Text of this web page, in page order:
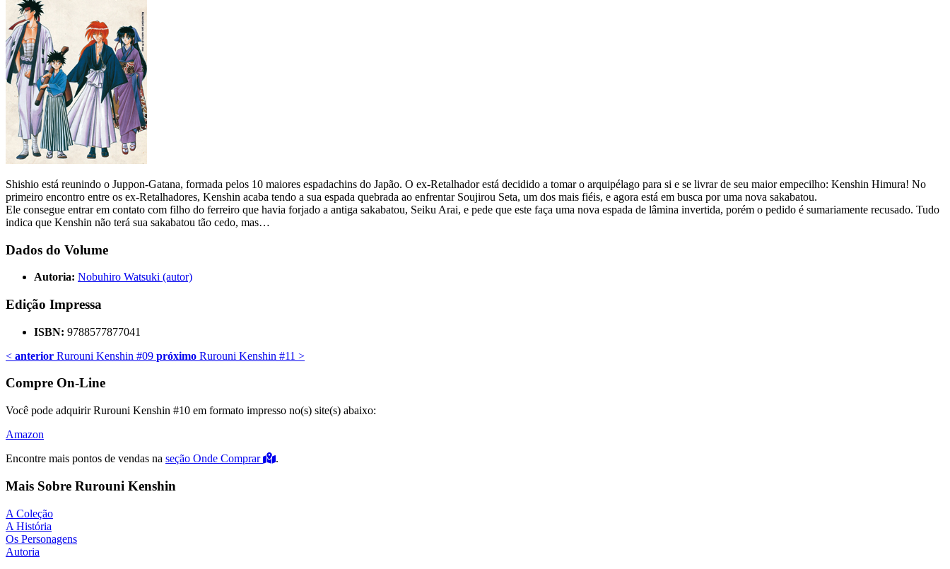
Shishio está reunindo o Juppon-Gatana, formada pelos 10 maiores espadachins do Japão. O ex-Retalhador está decidido a tomar o arquipélago para si e se livrar de seu maior empecilho: Kenshin Himura! No
primeiro encontro entre os ex-Retalhadores, Kenshin acaba tendo a sua espada quebrada ao enfrentar Soujirou Seta, um dos mais fiéis, e agora está em busca por uma nova sakabatou.
Ele consegue entrar em contato com filho do ferreiro que havia forjado a antiga sakabatou, Seiku Arai, e pede que este faça uma nova espada de lâmina invertida, porém o pedido é sumariamente recusado. Tudo
indica que Kenshin não terá sua sakabatou tão cedo, mas…
Dados do Volume
Autoria: Nobuhiro Watsuki (autor)
Edição Impressa
ISBN: 9788577877041
< anterior Rurouni Kenshin #09 próximo Rurouni Kenshin #11 >
Compre On-Line
Você pode adquirir Rurouni Kenshin #10 em formato impresso no(s) site(s) abaixo:
Amazon
Encontre mais pontos de vendas na seção Onde Comprar .
Mais Sobre Rurouni Kenshin
A Coleção
A História
Os Personagens
Autoria